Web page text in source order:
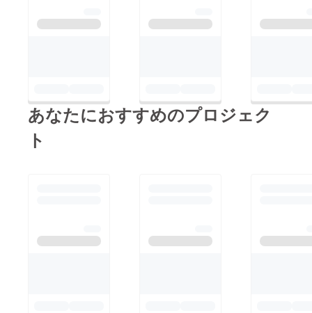
あなたにおすすめのプロジェク
ト